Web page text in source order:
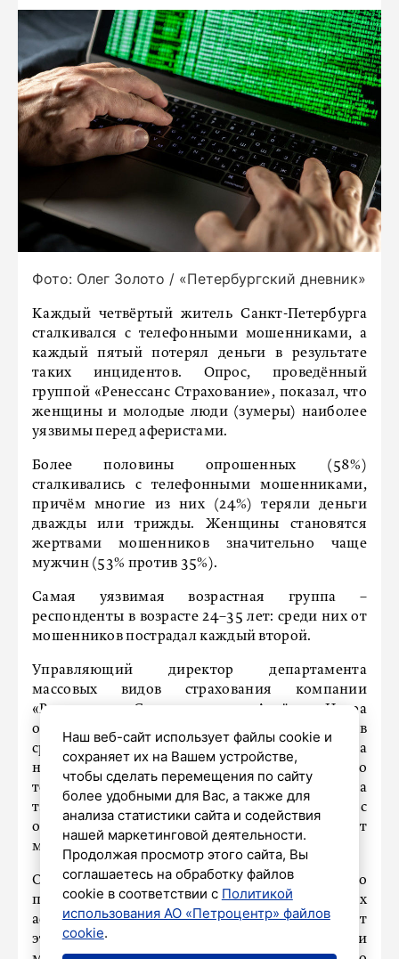
Фото: Олег Золото / «Петербургский дневник»
Каждый четвёртый житель Санкт-Петербурга
сталкивался с телефонными мошенниками, а
каждый пятый потерял деньги в результате
таких инцидентов. Опрос, проведённый
группой «Ренессанс Страхование», показал, что
женщины и молодые люди (зумеры) наиболее
уязвимы перед аферистами.
Более половины опрошенных (58%)
сталкивались с телефонными мошенниками,
причём многие из них (24%) теряли деньги
дважды или трижды. Женщины становятся
жертвами мошенников значительно чаще
мужчин (53% против 35%).
Самая уязвимая возрастная группа –
респонденты в возрасте 24–35 лет: среди них от
мошенников пострадал каждый второй.
Управляющий директор департамента
массовых видов страхования компании
«Ренессанс Страхование» Артём Искра
объясняет низкую долю жертв мошенников
среди пожилых людей (55–60 лет) тем, что на
них направлены информационные кампании о
телефонном и интернет-мошенничестве, а
также тем, что у них меньше смартфонов с
онлайн-банкингом, что затрудняет
мгновенный перевод денег.
Опрос также показал, что люди регулярно
предупреждают близких о телефонных
аферистах: четверть опрошенных (28%) делают
это чаще раза в месяц, 20% – раз в два-три
Наш веб-сайт использует файлы cookie и
сохраняет их на Вашем устройстве,
чтобы сделать перемещения по сайту
более удобными для Вас, а также для
анализа статистики сайта и содействия
нашей маркетинговой деятельности.
Продолжая просмотр этого сайта, Вы
соглашаетесь на обработку файлов
cookie в соответствии с Политикой
использования АО «Петроцентр» файлов
cookie.